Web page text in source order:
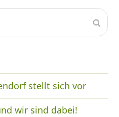
stellt sich vor
wir sind dabei!